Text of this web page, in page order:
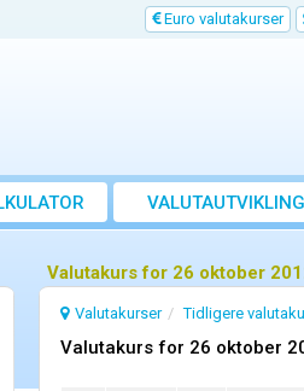
Euro valutakurser
VALUTAUTVIKLING
Valutakurs for 26 oktober
Valutakurser Tidligere
Valutakurs for 26 oktober